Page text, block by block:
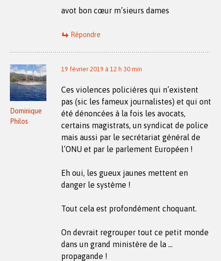
avot bon cœur m’sieurs dames
Répondre
Dominique
Philos
19 février 2019 à 12 h 30 min
Ces violences policières qui n’existent
pas (sic les fameux journalistes) et qui ont
été dénoncées à la fois les avocats,
certains magistrats, un syndicat de police
mais aussi par le secrétariat général de
l’ONU et par le parlement Européen !
Eh oui, les gueux jaunes mettent en
danger le système !
Tout cela est profondément choquant.
On devrait regrouper tout ce petit monde
dans un grand ministère de la …
propagande !